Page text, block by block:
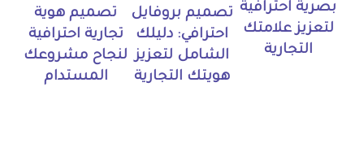
بصرية احترافية
لتعزيز علامتك
التجارية
تصميم بروفايل
احترافي: دليلك
الشامل لتعزيز
هويتك التجارية
تصميم هوية
تجارية احترافية
لنجاح مشروعك
المستدام